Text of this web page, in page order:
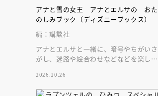
アナと雪の女王 アナとエルサの おた
のしみブック（ディズニーブックス）
編：講談社
アナとエルサと一緒に、暗号やちがいさ
がし、迷路や絵合わせなどなどを楽しも
2026.10.26